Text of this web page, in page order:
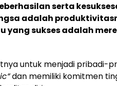
serta
adalah
yang sukses adalah
untuk menjadi pribadi-
dan memiliki komitmen